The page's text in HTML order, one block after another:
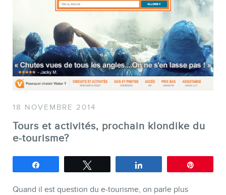
SERVICES
Conférences
Formations marketing en ligne
Formations marketing de
groupe
Consultations
Audits web (SEO) et IA (GEO)
Ebooks
18 NOVEMBRE 2014
Tours et activités, prochain klondike du
e-tourisme?
Quand il est question du e-tourisme, on parle plus